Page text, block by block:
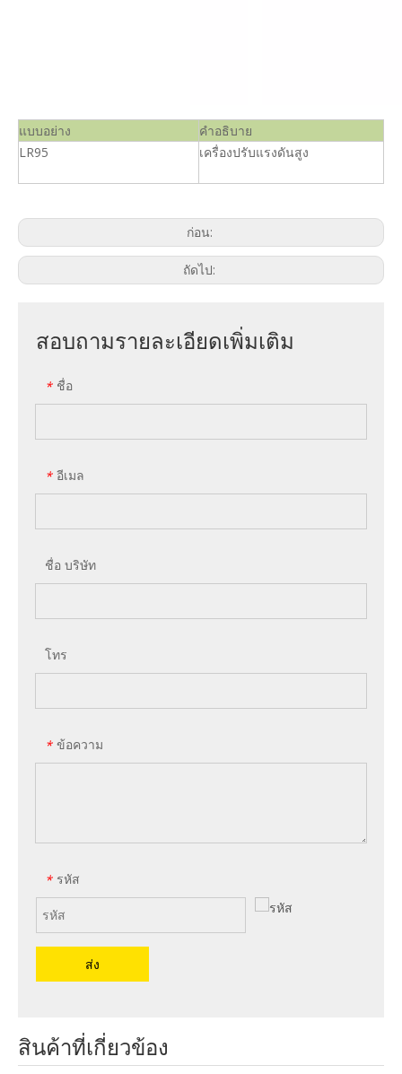
แบบอย่าง
คำอธิบาย
LR95
เครื่องปรับแรงดันสูง
ก่อน:
ถัดไป:
สอบถามรายละเอียดเพิ่มเติม
* ชื่อ
* อีเมล
ชื่อ บริษัท
โทร
* ข้อความ
* รหัส
ส่ง
สินค้าที่เกี่ยวข้อง